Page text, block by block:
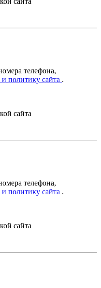
телефона,
политику сайта .
сайта
телефона,
политику сайта .
сайта